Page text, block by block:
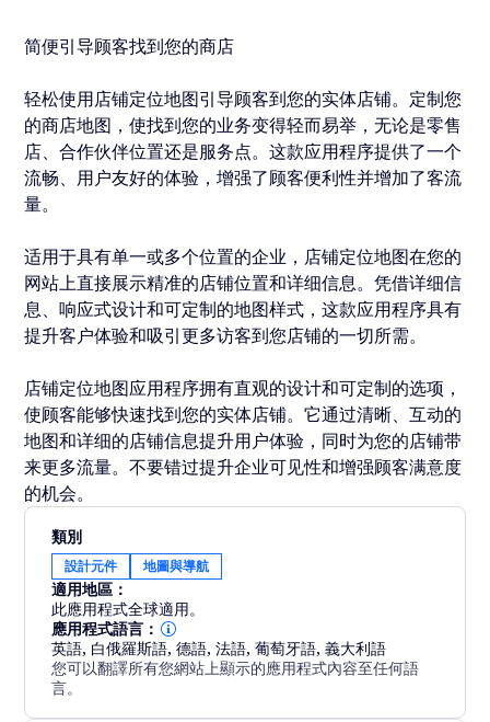
简便引导顾客找到您的商店
轻松使用店铺定位地图引导顾客到您的实体店铺。定制您
的商店地图，使找到您的业务变得轻而易举，无论是零售
店、合作伙伴位置还是服务点。这款应用程序提供了一个
流畅、用户友好的体验，增强了顾客便利性并增加了客流
量。
适用于具有单一或多个位置的企业，店铺定位地图在您的
网站上直接展示精准的店铺位置和详细信息。凭借详细信
息、响应式设计和可定制的地图样式，这款应用程序具有
提升客户体验和吸引更多访客到您店铺的一切所需。
店铺定位地图应用程序拥有直观的设计和可定制的选项，
使顾客能够快速找到您的实体店铺。它通过清晰、互动的
地图和详细的店铺信息提升用户体验，同时为您的店铺带
来更多流量。不要错过提升企业可见性和增强顾客满意度
的机会。
類別
設計元件 地圖與導航
適用地區：
此應用程式全球適用。
應用程式語言：
英語, 白俄羅斯語,德語,法語,葡萄牙語,義大利語
您可以翻譯所有您網站上顯示的應用程式內容至任何語
言。